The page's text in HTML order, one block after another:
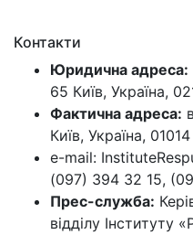
Контакти
Юридична адреса:
65 Київ, Україна,
Фактична адреса:
Київ, Україна, 01014
e-mail:
(097) 394 32 15,
Прес-служба:
відділу Інституту